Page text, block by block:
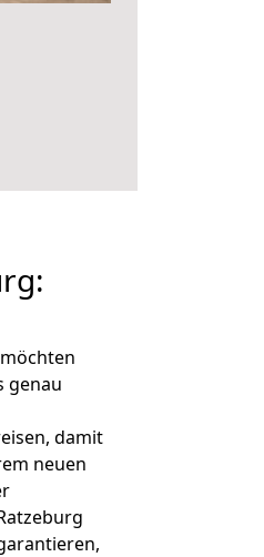
genau
damit
neuen